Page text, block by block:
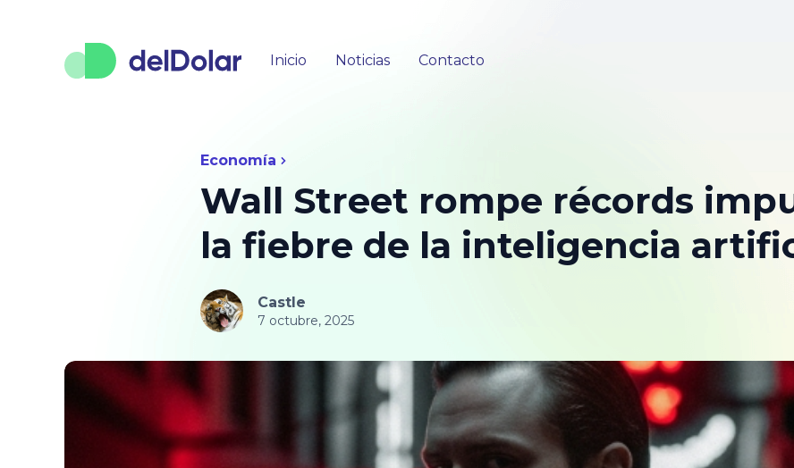
Inicio Noticias Contacto
Economía
Wall Street rompe récords
la fiebre de la inteligencia
Castle
7 octubre, 2025